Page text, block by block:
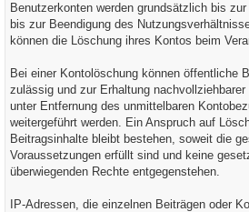
Benutzerkonten werden grundsätzlich bis
bis zur Beendigung des
können die Löschung ihres Kontos beim
Bei einer Kontolöschung können öffentliche
zulässig und zur Erhaltung
unter Entfernung des unmittelbaren
weitergeführt werden. Ein Anspruch auf
Beitragsinhalte bleibt bestehen, soweit die
Voraussetzungen erfüllt sind und keine
überwiegenden Rechte entgegenstehen.
IP-Adressen, die einzelnen Beiträgen oder